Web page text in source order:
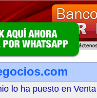
lo ha puesto en Venta